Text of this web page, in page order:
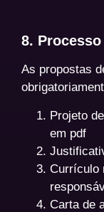
8.
As propostas
Projeto
em pdf
Currículo
Carta de